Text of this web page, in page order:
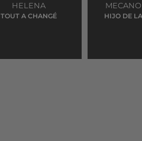
HELENA
TOUT A CHANGÉ
MECANO
HIJO DE LA